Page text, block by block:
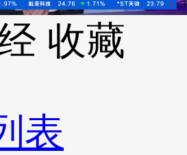
一带一路
大国保险 云顶对话
播 节目单
收藏
表